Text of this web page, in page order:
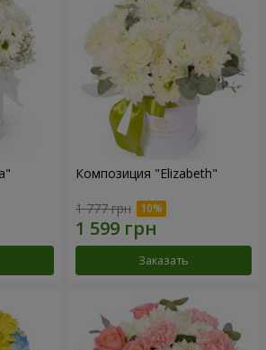
Композиция "Elizabeth"
1 777 грн
Заказать